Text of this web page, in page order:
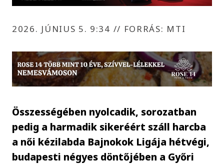
2026. JÚNIUS 5. 9:34 // FORRÁS: MTI
Összességében nyolcadik, sorozatban
pedig a harmadik sikeréért száll harcba
a női kézilabda Bajnokok Ligája hétvégi,
budapesti négyes döntőjében a Győri